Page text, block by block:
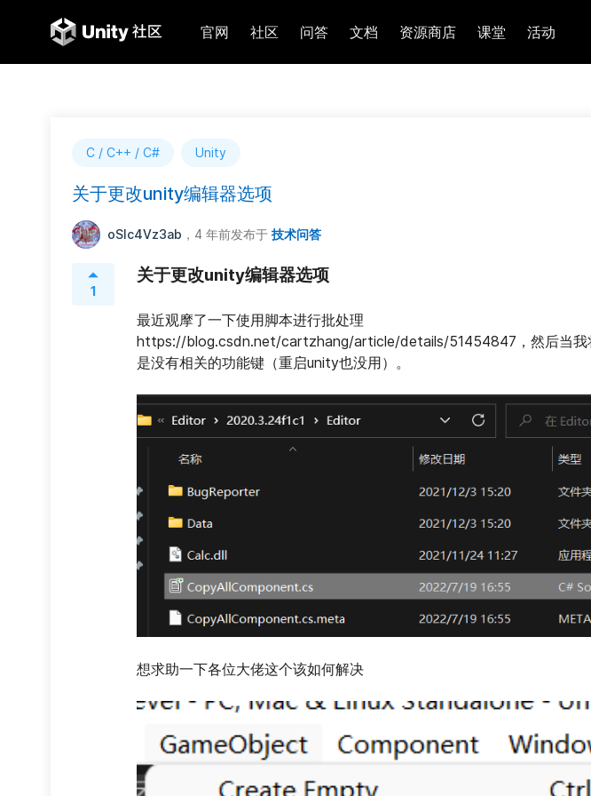
官网 社区 问答 文档 资源商店 课堂 活动
C / C++ / C# Unity
关于更改unity编辑器选项
oSIc4Vz3ab ，4 年前发布于 技术问答
1
关于更改unity编辑器选项
最近观摩了一下使用脚本进行批处理
https://blog.csdn.net/cartzhang/article/details/51454847，然后当我
是没有相关的功能键（重启unity也没用）。
想求助一下各位大佬这个该如何解决